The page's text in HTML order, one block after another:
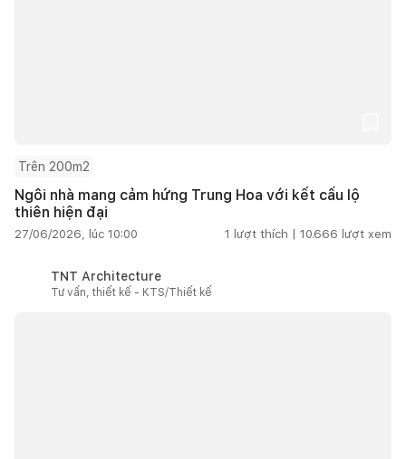
Trên 200m2
Ngôi nhà mang cảm hứng Trung Hoa với kết cấu lộ
thiên hiện đại
27/06/2026, lúc 10:00 1 lượt thích | 10.666 lượt xem
TNT Architecture
Tư vấn, thiết kế - KTS/Thiết kế